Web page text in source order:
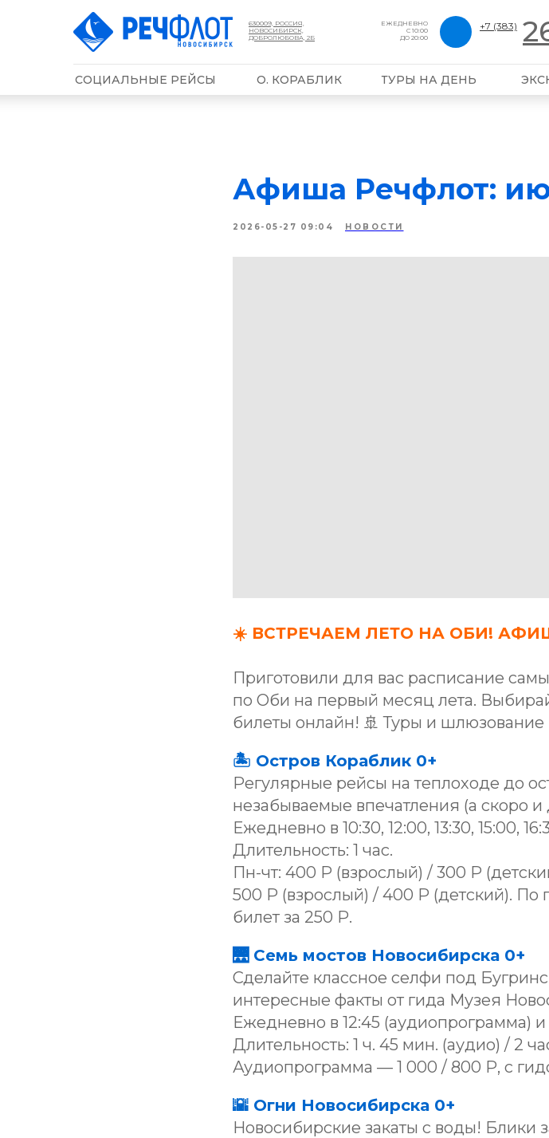
630009, РОССИЯ,
НОВОСИБИРСК,
ДОБРОЛЮБОВА, 2Б
ЕЖЕДНЕВНО
С 10:00
ДО 20:00
+7 (383)
О. КОРАБЛИК
СОЦИАЛЬНЫЕ РЕЙСЫ ТУРЫ НА ДЕНЬ
Афиша Речфлот:
2026-05-27 09:04 НОВОСТИ
☀️ ВСТРЕЧАЕМ ЛЕТО НА ОБИ!
Приготовили для вас расписание
по Оби на первый месяц лета.
билеты онлайн! 🚢 Туры и
🏝 Остров Кораблик 0+
Регулярные рейсы на теплоходе до
незабываемые впечатления (а скоро
Ежедневно в 10:30, 12:00, 13:30, 15:00,
Длительность: 1 час.
Пн-чт: 400 Р (взрослый) / 300 Р
500 Р (взрослый) / 400 Р (детский). По
билет за 250 Р.
🌉 Семь мостов Новосибирска 0+
Сделайте классное селфи под
интересные факты от гида Музея
Ежедневно в 12:45 (аудиопрограмма) и
Длительность: 1 ч. 45 мин. (аудио) / 2
Аудиопрограмма — 1 000 / 800 Р, с
🌇 Огни Новосибирска 0+
Новосибирские закаты с воды! Блики